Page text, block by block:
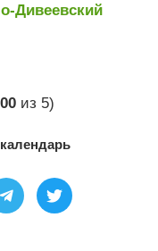
Дивеевский
из 5)